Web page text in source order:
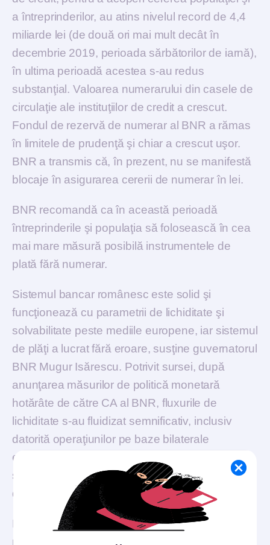
a întreprinderilor, au atins nivelul record de 4,4
miliarde lei (de două ori mai mult decât în
decembrie 2019, perioada sărbătorilor de iarnă),
în ultima perioadă acestea s-au redus
substanţial. Valoarea numerarului din casele de
circulaţie ale instituţiilor de credit a crescut.
Fondul de rezervă de numerar al BNR a rămas
în limitele de prudenţă şi chiar a crescut uşor.
BNR a transmis că, în prezent, nu se manifestă
blocaje în asigurarea cererii de numerar în lei.
BNR recomandă ca în această perioadă
întreprinderile şi populaţia să folosească în cea
mai mare măsură posibilă instrumentele de
plată fără numerar.
Sistemul bancar românesc este solid şi
funcţionează cu parametrii de lichiditate şi
solvabilitate peste mediile europene, iar sistemul
de plăţi a lucrat fără eroare, susţine guvernatorul
BNR Mugur Isărescu. Potrivit sursei, după
anunţarea măsurilor de politică monetară
hotărâte de către CA al BNR, fluxurile de
lichiditate s-au fluidizat semnificativ, inclusiv
datorită operaţiunilor pe baze bilaterale
efectuate de BNR, finanţarea cheltuielilor
statului s-a derulat fără sincope, iar ratele de
dobândă s-au redus considerabil.
Băncile din România au avut pregătite din timp
planuri pentru situații de urgență și le aplică doar